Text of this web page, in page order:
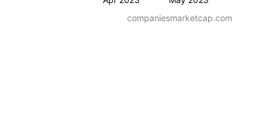
companiesmarketcap.com